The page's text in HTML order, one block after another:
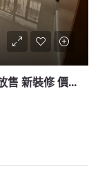
【朗屏幸福樓】近西鐵唐樓連天台放售 新裝修 價可議